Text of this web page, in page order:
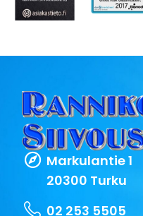
Markulantie 1
20300 Turku
02 253 5505